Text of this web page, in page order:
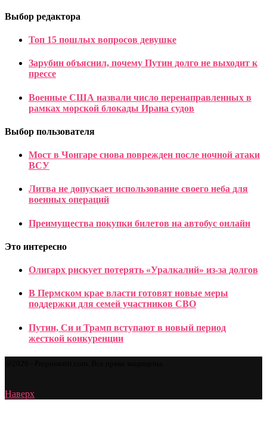
Выбор редактора
Топ 15 пошлых вопросов девушке
Зарубин объяснил, почему Путин долго не выходит к
прессе
Военные США назвали число перенаправленных в
рамках морской блокады Ирана судов
Выбор пользователя
Мост в Чонгаре снова поврежден после ночной атаки
ВСУ
Литва не допускает использование своего неба для
военных операций
Преимущества покупки билетов на автобус онлайн
Это интересно
Олигарх рискует потерять «Уралкалий» из-за долгов
В Пермском крае власти готовят новые меры
поддержки для семей участников СВО
Путин, Си и Трамп вступают в новый период
жесткой конкуренции
Наверх